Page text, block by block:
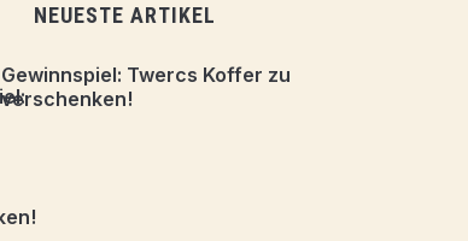
NEUESTE ARTIKEL
Gewinnspiel: Twercs Koffer zu
verschenken!